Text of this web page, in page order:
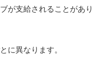
が支給されることがあり
に異なります。